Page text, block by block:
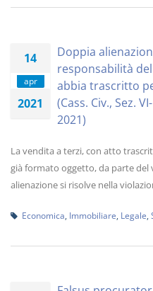
14
apr
2021
Doppia
responsabilità
abbia trascritto
(Cass. Civ., Sez.
2021)
La vendita a terzi, con atto
già formato oggetto, da parte
alienazione si risolve nella
Economica Immobiliare Legale